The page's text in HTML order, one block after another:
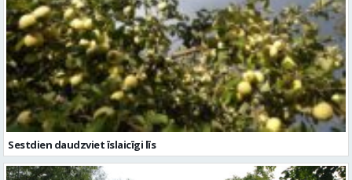
Sestdien daudzviet īslaicīgi līs